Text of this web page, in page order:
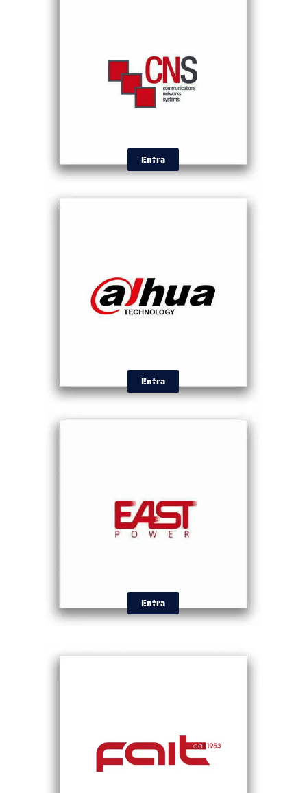
Entra
Entra
Entra